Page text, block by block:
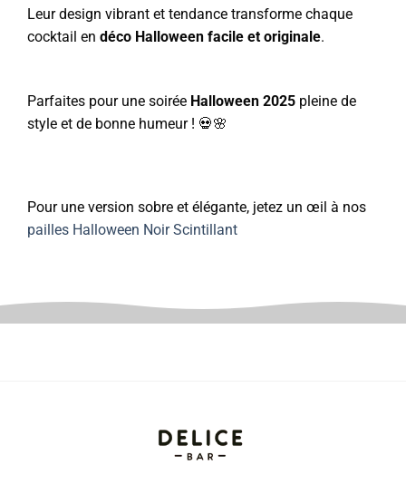
Leur design vibrant et tendance transforme chaque
cocktail en déco Halloween facile et originale.
Parfaites pour une soirée Halloween 2025 pleine de
style et de bonne humeur ! 💀🌸
Pour une version sobre et élégante, jetez un œil à nos
pailles Halloween Noir Scintillant